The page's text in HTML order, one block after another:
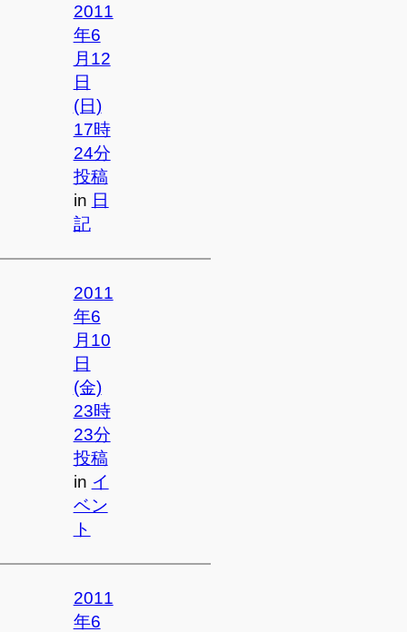
2011
年6
月12
日
(日)
17時
24分
投稿
in 日
記
2011
年6
月10
日
(金)
23時
23分
投稿
in イ
ベン
ト
2011
年6